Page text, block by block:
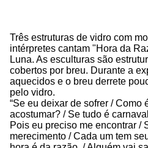
Três estruturas de vidro com
intérpretes cantam "Hora da
Luna. As esculturas são
cobertos por breu. Durante a
aquecidos e o breu derrete
pelo vidro.
“Se eu deixar de sofrer / Como
acostumar? / Se tudo é
Pois eu preciso me encontrar /
merecimento / Cada um tem